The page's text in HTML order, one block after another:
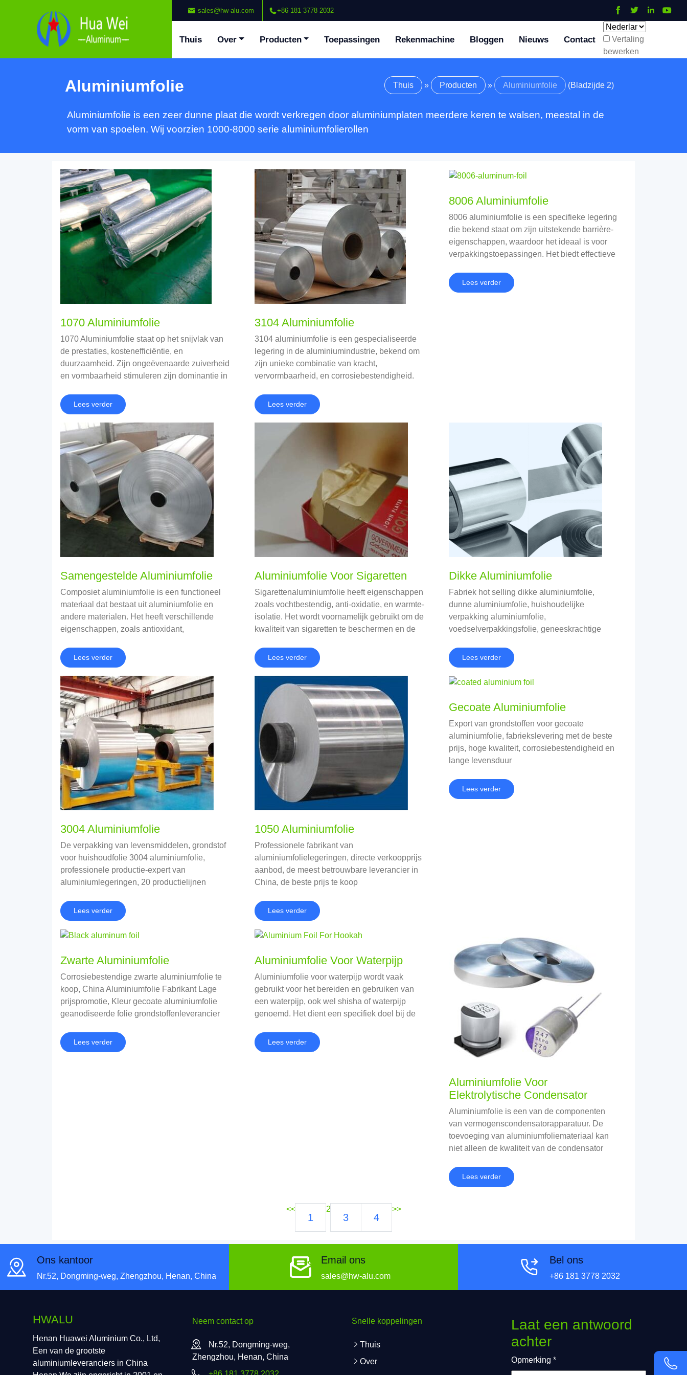
sales@hw-alu.com +86 181 3778 2032
Thuis Over Producten Toepassingen Rekenmachine Bloggen Nieuws Contact
Vertaling
bewerken
Aluminiumfolie Thuis » Producten » Aluminiumfolie (Bladzijde 2)
Aluminiumfolie is een zeer dunne plaat die wordt verkregen door aluminiumplaten meerdere keren te walsen, meestal in de
vorm van spoelen. Wij voorzien 1000-8000 serie aluminiumfolierollen
1070 Aluminiumfolie
1070 Aluminiumfolie staat op het snijvlak van
de prestaties, kostenefficiëntie, en
duurzaamheid. Zijn ongeëvenaarde zuiverheid
en vormbaarheid stimuleren zijn dominantie in
toepassingen.
Lees verder
3104 Aluminiumfolie
3104 aluminiumfolie is een gespecialiseerde
legering in de aluminiumindustrie, bekend om
zijn unieke combinatie van kracht,
vervormbaarheid, en corrosiebestendigheid.
samenstelling, mechanische eigenschappen,
voordelen, toepassingen, en vergelijkingen
met soortgelijke legeringen.
Lees verder
8006 Aluminiumfolie
8006 aluminiumfolie is een specifieke legering
die bekend staat om zijn uitstekende barrière-
eigenschappen, waardoor het ideaal is voor
verpakkingstoepassingen. Het biedt effectieve
helpen de versheid en kwaliteit van
voedingsproducten te behouden.
Lees verder
Samengestelde Aluminiumfolie
Composiet aluminiumfolie is een functioneel
materiaal dat bestaat uit aluminiumfolie en
andere materialen. Het heeft verschillende
eigenschappen, zoals antioxidant,
isolatieLees verder
Aluminiumfolie Voor Sigaretten
Sigarettenaluminiumfolie heeft eigenschappen
zoals vochtbestendig, anti-oxidatie, en warmte-
isolatie. Het wordt voornamelijk gebruikt om de
kwaliteit van sigaretten te beschermen en de
Lees verder
Dikke Aluminiumfolie
Fabriek hot selling dikke aluminiumfolie,
dunne aluminiumfolie, huishoudelijke
verpakking aluminiumfolie,
voedselverpakkingsfolie, geneeskrachtige
Lees verder
3004 Aluminiumfolie
De verpakking van levensmiddelen, grondstof
voor huishoudfolie 3004 aluminiumfolie,
professionele productie-expert van
aluminiumlegeringen, 20 productielijnen
Lees verder
1050 Aluminiumfolie
Professionele fabrikant van
aluminiumfolielegeringen, directe verkoopprijs
aanbod, de meest betrouwbare leverancier in
China, de beste prijs te koop
Lees verder
Gecoate Aluminiumfolie
Export van grondstoffen voor gecoate
aluminiumfolie, fabriekslevering met de beste
prijs, hoge kwaliteit, corrosiebestendigheid en
lange levensduur
Lees verder
Zwarte Aluminiumfolie
Corrosiebestendige zwarte aluminiumfolie te
koop, China Aluminiumfolie Fabrikant Lage
prijspromotie, Kleur gecoate aluminiumfolie
geanodiseerde folie grondstoffenleverancier
Lees verder
Aluminiumfolie Voor Waterpijp
Aluminiumfolie voor waterpijp wordt vaak
gebruikt voor het bereiden en gebruiken van
een waterpijp, ook wel shisha of waterpijp
genoemd. Het dient een specifiek doel bij de
plaatsing en het beheer van de houtskool en
tabak.
Lees verder
Aluminiumfolie Voor
Elektrolytische Condensator
Aluminiumfolie is een van de componenten
van vermogenscondensatorapparatuur. De
toevoeging van aluminiumfoliemateriaal kan
niet alleen de kwaliteit van de condensator
spanningsweerstand van de condensator en
waarborgt tegelijkertijd de prestaties en
Lees verder
<<
1
2
3 4
>>
Ons kantoor
Nr.52, Dongming-weg, Zhengzhou, Henan, China
Email ons
sales@hw-alu.com
Bel ons
+86 181 3778 2032
HWALU
Henan Huawei Aluminium Co., Ltd,
Een van de grootste
aluminiumleveranciers in China
Neem contact op
Nr.52, Dongming-weg,
Zhengzhou, Henan, China
Snelle koppelingen
Thuis
Over
Laat een antwoord
achter
Opmerking *